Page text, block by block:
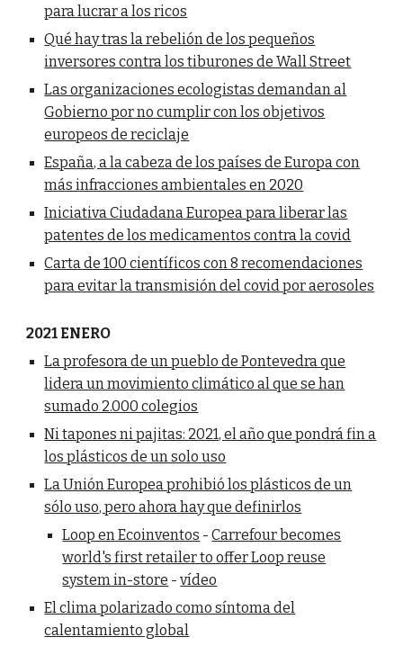
para lucrar a los ricos
Qué hay tras la rebelión de los pequeños
inversores contra los tiburones de Wall Street
Las organizaciones ecologistas demandan al
Gobierno por no cumplir con los objetivos
europeos de reciclaje
España, a la cabeza de los países de Europa con
más infracciones ambientales en 2020
Iniciativa Ciudadana Europea para liberar las
patentes de los medicamentos contra la covid
Carta de 100 científicos con 8 recomendaciones
para evitar la transmisión del covid por aerosoles
2021 ENERO
La profesora de un pueblo de Pontevedra que
lidera un movimiento climático al que se han
sumado 2.000 colegios
Ni tapones ni pajitas: 2021, el año que pondrá fin a
los plásticos de un solo uso
La Unión Europea prohibió los plásticos de un
sólo uso, pero ahora hay que definirlos
Loop en Ecoinventos -Carrefour becomes
world's first retailer to offer Loop reuse
system in-store - vídeo
El clima polarizado como síntoma del
calentamiento global